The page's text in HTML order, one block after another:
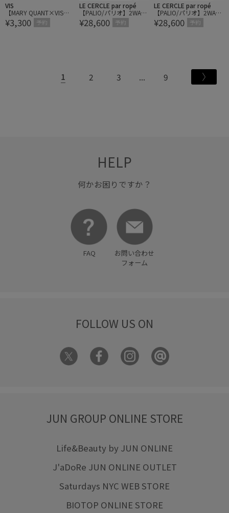
VIS
【MARY QUANT×VIS】
デイジースライダードロ
ップネックレス
¥3,300 予約
LE CERCLE par ropé
【PALIO/パリオ】2WAY
ハーフムーンショルダー
バッグ
¥28,600 予約
LE CERCLE par ropé
【PALIO/パリオ】2WAY
ハーフムーンショルダー
バッグ
¥28,600 予約
1 2 3 9
HELP
何かお困りですか？
FAQ
お問い合わせ
フォーム
FOLLOW US ON
JUN GROUP ONLINE STORE
Life&Beauty by JUN ONLINE
J'aDoRe JUN ONLINE OUTLET
Saturdays NYC WEB STORE
BIOTOP ONLINE STORE